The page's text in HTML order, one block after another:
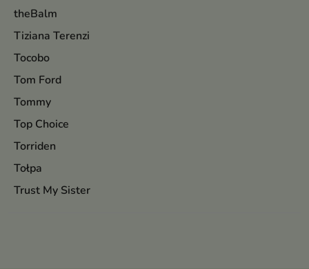
theBalm
Tiziana Terenzi
Tocobo
Tom Ford
Tommy
Top Choice
Torriden
Tołpa
Trust My Sister